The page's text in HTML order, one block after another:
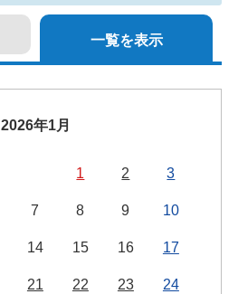
一覧を表示
2026年1月
1 2 3
7 8 9 10
14 15 16 17
21 22 23 24